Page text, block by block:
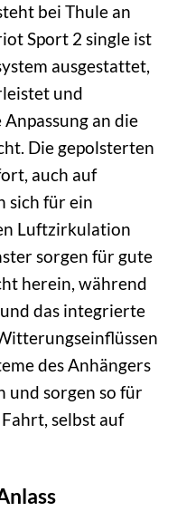
bei Thule an
Sport 2 single ist
ausgestattet,
und
an die
Die gepolsterten
auch auf
sich für ein
Luftzirkulation
sorgen für gute
herein, während
das integrierte
des Anhängers
und sorgen so für
selbst auf